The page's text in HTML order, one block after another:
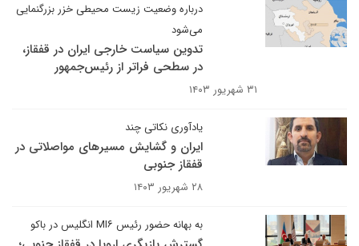
درباره وضعیت زیست محیطی خزر بزرگنمایی
می‌شود
تدوین سیاست خارجی ایران در قفقاز،
در سطحی فراتر از رئیس‌جمهور
۳۱ شهریور ۱۴۰۳
یادآوری نکاتی چند
ایران و گشایش مسیرهای مواصلاتی در
قفقاز جنوبی
۲۸ شهریور ۱۴۰۳
به بهانه حضور رئیس MI۶ انگلیس در باکو